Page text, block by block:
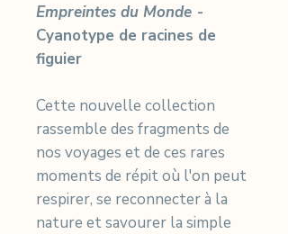
Empreintes du Monde -
Cyanotype de racines de
figuier
Cette nouvelle collection
rassemble des fragments de
nos voyages et de ces rares
moments de répit où l'on peut
respirer, se reconnecter à la
nature et savourer la simple